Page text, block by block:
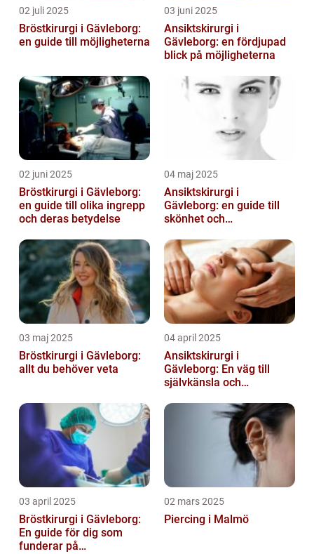
02 juli 2025
Bröstkirurgi i Gävleborg:
en guide till möjligheterna
03 juni 2025
Ansiktskirurgi i
Gävleborg: en fördjupad
blick på möjligheterna
02 juni 2025
Bröstkirurgi i Gävleborg:
en guide till olika ingrepp
och deras betydelse
04 maj 2025
Ansiktskirurgi i
Gävleborg: en guide till
skönhet och
03 maj 2025
Bröstkirurgi i Gävleborg:
allt du behöver veta
04 april 2025
Ansiktskirurgi i
Gävleborg: En väg till
självkänsla och
03 april 2025
Bröstkirurgi i Gävleborg:
En guide för dig som
funderar på
02 mars 2025
Piercing i Malmö